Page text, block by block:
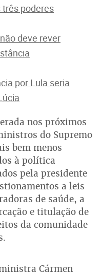
poderes
deve rever
por Lula seria
nos próximos
do Supremo
bem menos
à política
pela presidente
a leis
de saúde, a
e titulação de
da comunidade
Cármen